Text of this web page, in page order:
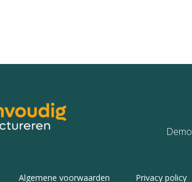
Demo
Algemene voorwaarden Privacy policy